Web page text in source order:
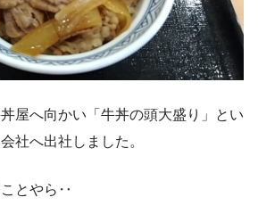
屋へ向かい「牛丼の頭大盛り」とい
社へ出社しました。
ことやら‥